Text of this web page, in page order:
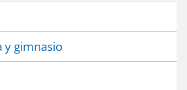
y gimnasio